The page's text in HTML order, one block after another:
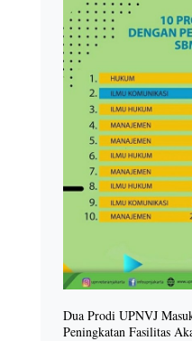
Dua Prodi UPNVJ
Peningkatan Fasilitas